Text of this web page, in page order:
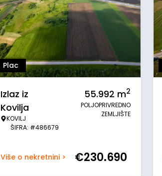
Plac
Izlaz iz
Kovilja
KOVILJ
ŠIFRA: #486679
55.992 m2
POLJOPRIVREDNO
ZEMLJIŠTE
Više o nekretnini > €230.690